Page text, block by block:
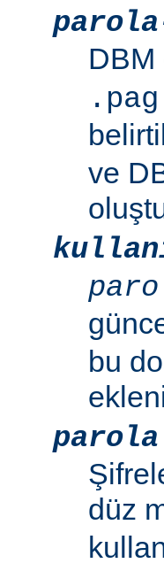
DBM
.pag
ve
bu
parola
düz